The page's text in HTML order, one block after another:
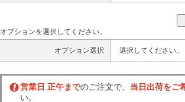
オプションを選択してください。
オプション選択 選択してください。
営業日 正午までのご注文で、 当日出荷をご
い。